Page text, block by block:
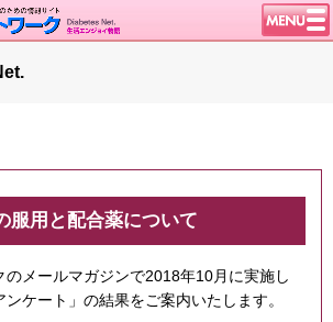
服用と配合薬について
のメールマガジンで2018年10月に実施し
ケート」の結果をご案内いたします。